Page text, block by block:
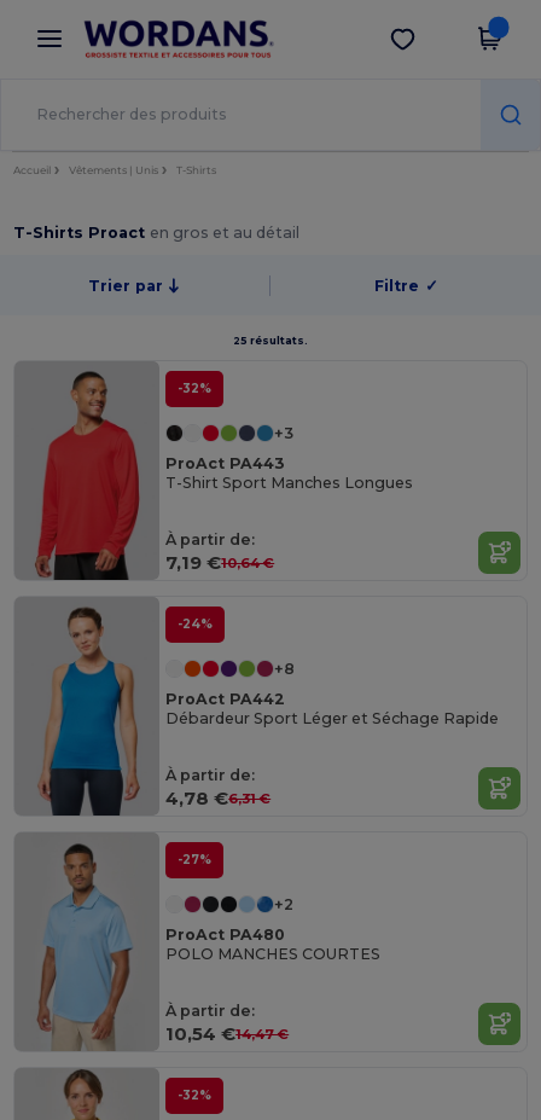
× Appli Wordans
Meilleurs prix sur l’app !
Obtenir l'appli
Accueil Vêtements | Unis T-Shirts
T-Shirts Proact en gros et au détail
Trier par Filtre ✓
25 résultats.
-32%
+3
ProAct PA443
T-Shirt Sport Manches Longues
À partir de:
7,19 €10,64 €
-24%
+8
ProAct PA442
Débardeur Sport Léger et Séchage Rapide
À partir de:
4,78 €6,31 €
-27%
+2
ProAct PA480
POLO MANCHES COURTES
À partir de:
10,54 €14,47 €
-32%